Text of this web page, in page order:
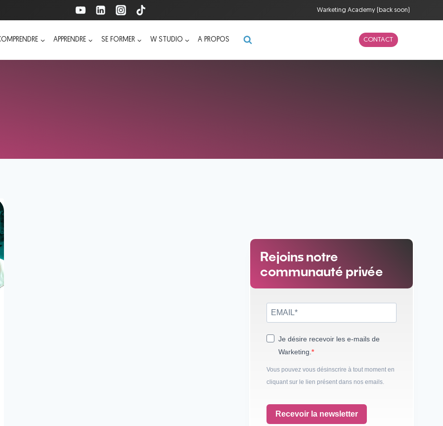
Warketing Academy (back soon)
APPRENDRE SE FORMER W STUDIO A PROPOS CONTACT
Rejoins notre
communauté privée
Je désire recevoir les e-mails de
Warketing.
Vous pouvez vous désinscrire à tout moment en
cliquant sur le lien présent dans nos emails.
Recevoir la newsletter